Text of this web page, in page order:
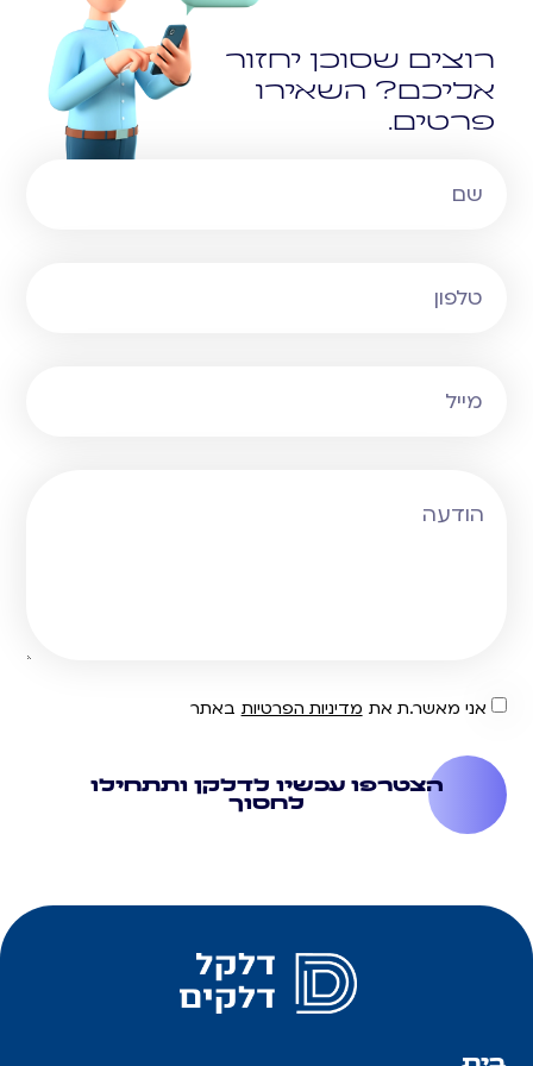
רוצים שסוכן יחזור
אליכם? השאירו
פרטים.
אני מאשר.ת את מדיניות הפרטיות באתר
הצטרפו עכשיו לדלקן ותתחילו
לחסוך